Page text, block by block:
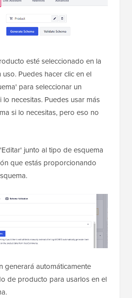
esté seleccionado en la
Puedes hacer clic en el
para seleccionar un
necesitas. Puedes usar más
si lo necesitas, pero eso no
junto al tipo de esquema
que estás proporcionando
generará automáticamente
de producto para usarlos en el